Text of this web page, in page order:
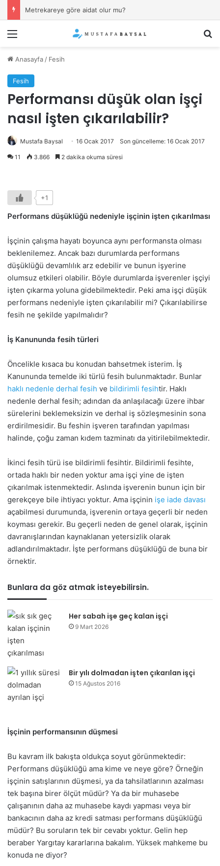
Menü
Anasayfa / Fesih
Fesih
Performansı düşük olan işçi
nasıl işten çıkarılabilir?
Mustafa Baysal 16 Ocak 2017 Son güncelleme: 16 Ocak 2017
11 3.866 2 dakika okuma süresi
+1
Performans düşüklüğü nedeniyle işçinin işten çıkarılması
İşçinin çalışma hayatı boyunca aynı performansta olması
beklenilemez. Ancak bazı durumlarda performans
düşüklüğü devamlılık arz edebilir ve bunun işyerine
olumsuz etkileri olabilir. Böyle durumlarda işverenler işçiyi
işten çıkarma yoluna gidebilmektedir. Peki ama işçi düşük
performans nedeniyle işten çıkarılabilir mi? Çıkarılabilirse
fesih ne şekilde yapılmalıdır?
İş Kanununda fesih türleri
Öncelikle kısaca bu konudan bahsetmek isterim. İş
Kanununda temelde iki türlü fesih bulunmaktadır. Bunlar
haklı nedenle derhal fesih ve bildirimli fesihtir. Haklı
nedenle derhal fesih; adından da anlaşılacağı üzere ihbar
sürelerini beklemeksizin ve derhal iş sözleşmesinin sona
erdirilmesidir. Bu feshin işveren tarafından yapılması
halinde, çoğu zaman kıdem tazminatı da yitirilebilmektedir.
İkinci fesih türü ise bildirimli fesihtir. Bildirimli fesihte,
ortada haklı bir neden yoktur ama işçi yine de işten
çıkarılmak istenmektedir. Aslında işverenin bunun için bir
gerekçeye bile ihtiyacı yoktur. Ama işçinin işe iade davası
açabilmesi durumunda, işverenin ortaya geçerli bir neden
koyması gerekir. Bu geçerli neden de genel olarak, işçinin
davranışlarından kaynaklanan yetersizlik olarak
adlandırılmaktadır. İşte performans düşüklüğü de buna bir
örnektir.
Bunlara da göz atmak isteyebilirsin.
Her sabah işe geç kalan işçi
9 Mart 2026
Bir yılı dolmadan işten çıkarılan işçi
15 Ağustos 2016
İşçinin performansının düşmesi
Bu kavram ilk bakışta oldukça soyut görünmektedir:
Performans düşüklüğü ama kime ve neye göre? Örneğin
işçinin satışlarının düşmesi, ya da tahsilatlarının azalması
tek başına birer ölçüt müdür? Ya da bir muhasebe
çalışanının daha az muhasebe kaydı yapması veya bir
bankacının daha az kredi satması performans düşüklüğü
müdür? Bu soruların tek bir cevabı yoktur. Gelin hep
beraber Yargıtay kararlarına bakalım. Yüksek mahkeme bu
konuda ne diyor?